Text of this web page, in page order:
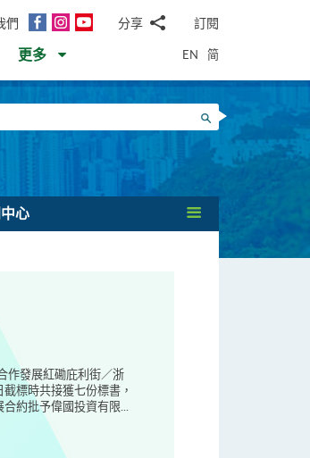
們
面
InstagramYouTube分享
郵WhatsApp
微
信
面
書Twitter
LinkedIn
微
訂閱
更多 EN 简
搜尋
心
作發展紅磡庇利街／浙
標時共接獲七份標書，
約批予偉國投資有限...